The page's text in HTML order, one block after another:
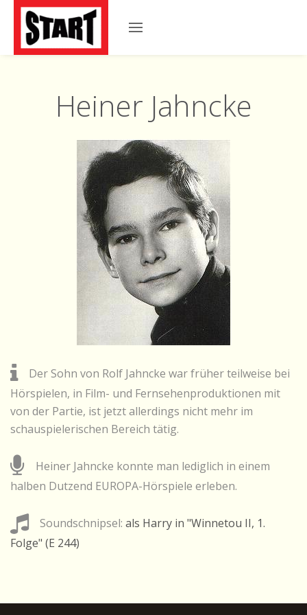
Heiner Jahncke
Der Sohn von Rolf Jahncke war früher teilweise bei
Hörspielen, in Film- und Fernsehenproduktionen mit
von der Partie, ist jetzt allerdings nicht mehr im
schauspielerischen Bereich tätig.
Heiner Jahncke konnte man lediglich in einem
halben Dutzend EUROPA-Hörspiele erleben.
Soundschnipsel: als Harry in "Winnetou II, 1.
Folge" (E 244)